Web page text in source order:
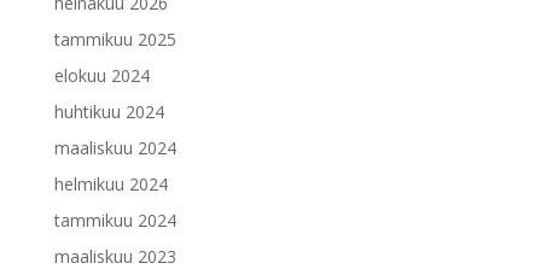
tammikuu 2025
elokuu 2024
huhtikuu 2024
maaliskuu 2024
helmikuu 2024
tammikuu 2024
maaliskuu 2023